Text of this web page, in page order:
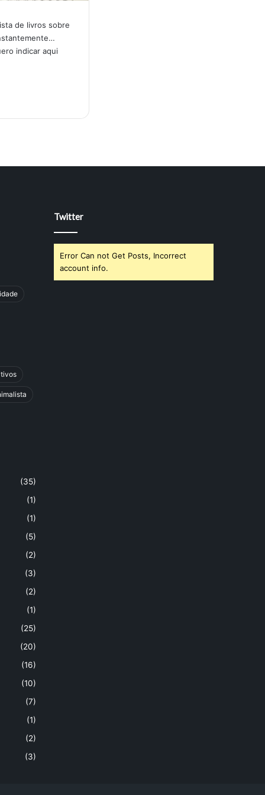
de livros sobre
indicar aqui
(35)
(1)
(1)
(5)
(2)
(3)
(2)
(1)
(25)
(20)
(16)
(10)
(7)
(1)
(2)
(3)
Twitter
Error Can not Get Posts, Incorrect
account info.